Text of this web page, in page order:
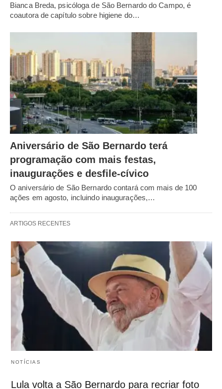
Bianca Breda, psicóloga de São Bernardo do Campo, é
coautora de capítulo sobre higiene do…
Aniversário de São Bernardo terá
programação com mais festas,
inaugurações e desfile-cívico
O aniversário de São Bernardo contará com mais de 100
ações em agosto, incluindo inaugurações,…
ARTIGOS RECENTES
NOTÍCIAS
Lula volta a São Bernardo para recriar foto